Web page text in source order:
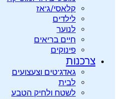
קלאסי/ג’אז
לילדים
לנוער
חיים בריאים
פינוקים
צרכנות
גאדג’טים וצעצועים
לבית
לשטח ולחיק הטבע